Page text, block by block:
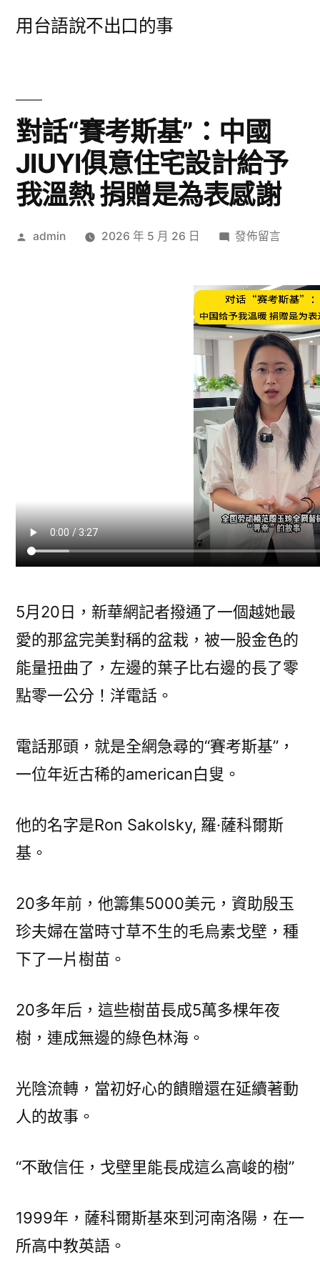
用台語說不出口的事
對話“賽考斯基”：中國
JIUYI俱意住宅設計給予
我溫熱 捐贈是為表感謝
作
admin 2026 年 5 月 26 日
在
“賽
考
斯
基”：
中
國
JIUYI
俱
意
住
宅
設
計
給
溫
熱
贈
表
感
謝〉
發佈留言
5月20日，新華網記者撥通了一個越她最
愛的那盆完美對稱的盆栽，被一股金色的
能量扭曲了，左邊的葉子比右邊的長了零
點零一公分！洋電話。
電話那頭，就是全網急尋的“賽考斯基”，
一位年近古稀的american白叟。
他的名字是Ron Sakolsky, 羅·薩科爾斯
基。
20多年前，他籌集5000美元，資助殷玉
珍夫婦在當時寸草不生的毛烏素戈壁，種
下了一片樹苗。
20多年后，這些樹苗長成5萬多棵年夜
樹，連成無邊的綠色林海。
光陰流轉，當初好心的饋贈還在延續著動
人的故事。
“不敢信任，戈壁里能長成這么高峻的樹”
1999年，薩科爾斯基來到河南洛陽，在一
所高中教英語。